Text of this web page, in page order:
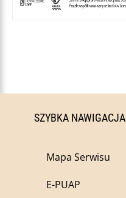
SZYBKA NAWIGACJA
Mapa Serwisu
E-PUAP